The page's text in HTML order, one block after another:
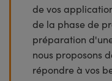
de vos
de la phase de
préparation
nous proposons
répondre à vos